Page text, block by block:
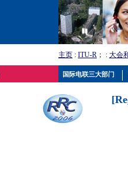
主页 : ITU-R ； : 大会
国际电联三大部门